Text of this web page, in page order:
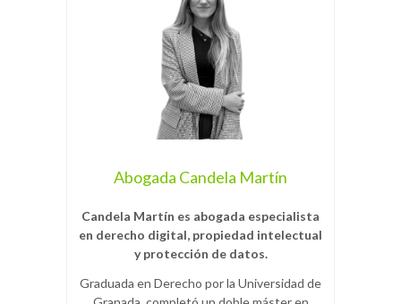
Abogada Candela Martín
Candela Martín es abogada especialista
en derecho digital, propiedad intelectual
y protección de datos.
Graduada en Derecho por la Universidad de